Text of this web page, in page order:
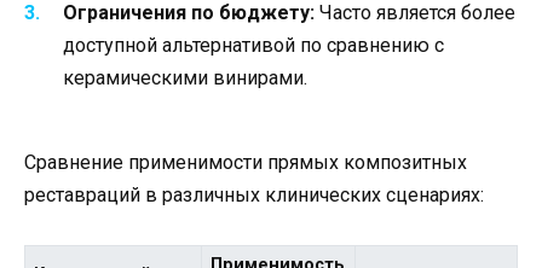
Ограничения по бюджету: Часто является более
доступной альтернативой по сравнению с
керамическими винирами.
Сравнение применимости прямых композитных
реставраций в различных клинических сценариях: